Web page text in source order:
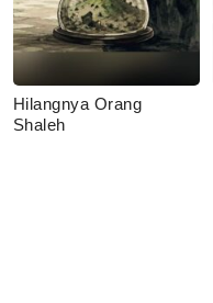
Hilangnya Orang
Shaleh